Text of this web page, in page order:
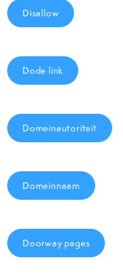
Disallow
Dode link
Domeinautoriteit
Domeinnaam
Doorway pages